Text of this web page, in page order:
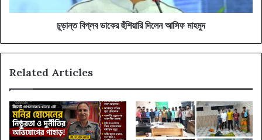
চূড়ান্ত বিপ্লব ডাকের হুঁশিয়ারি দিলেন আসিফ মাহমুদ
Related Articles